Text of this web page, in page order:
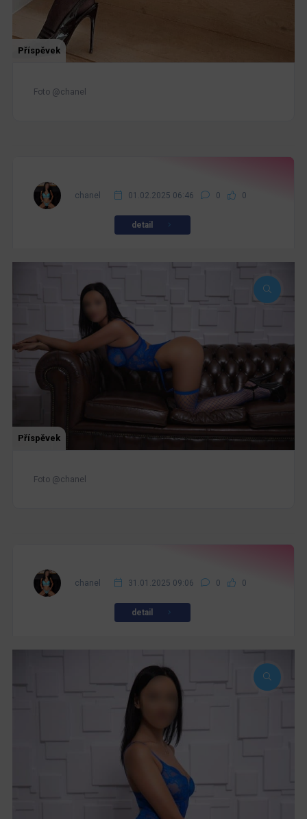
Příspěvek
Foto @chanel
chanel 01.02.2025 06:46 0 0
detail
Příspěvek
Foto @chanel
chanel 31.01.2025 09:06 0 0
detail